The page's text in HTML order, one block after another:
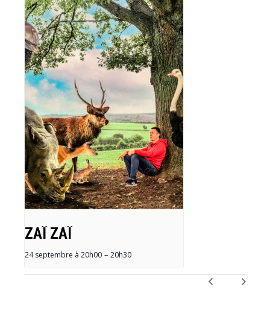
ZAÏ ZAÏ
24 septembre à 20h00 – 20h30